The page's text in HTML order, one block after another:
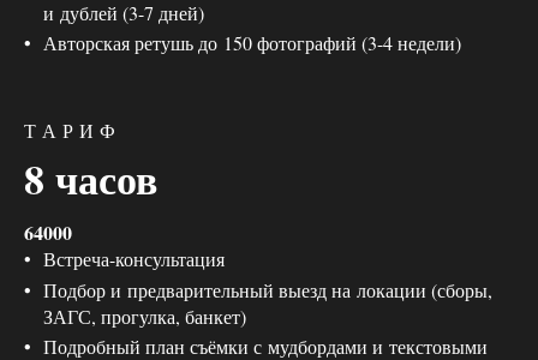
и дублей (3-7 дней)
Авторская ретушь до 150 фотографий (3-4 недели)
Т А Р И Ф
8 часов
64000
Встреча-консультация
Подбор и предварительный выезд на локации (сборы,
ЗАГС, прогулка, банкет)
Подробный план съёмки с мудбордами и текстовыми